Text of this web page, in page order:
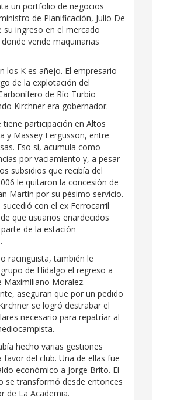
un portfolio de negocios
de Planificación, Julio De
su ingreso en el mercado
vende maquinarias
los K es añejo. El empresario
de la explotación del
de Río Turbio
Kirchner era gobernador.
tiene participación en Altos
y Massey Fergusson, entre
Eso sí, acumula como
por vaciamiento y, a pesar
subsidios que recibía del
le quitaron la concesión de
Martín por su pésimo servicio.
con el ex Ferrocarril
que usuarios enardecidos
de la estación
racinguista, también le
de Hidalgo el regreso a
Maximiliano Moralez.
aseguran que por un pedido
se logró destrabar el
necesario para repatriar al
hecho varias gestiones
favor del club. Una de ellas fue
económico a Jorge Brito. El
se transformó desde entonces
de La Academia.